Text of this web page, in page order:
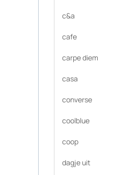
c&a
cafe
carpe diem
casa
converse
coolblue
coop
dagje uit